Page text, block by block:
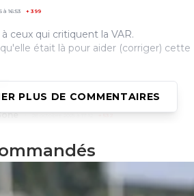
à 16:53 + 399
ceux qui critiquent la VAR.
était là pour aider (corriger) cette
PLUS DE COMMENTAIRES